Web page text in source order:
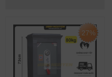
27%